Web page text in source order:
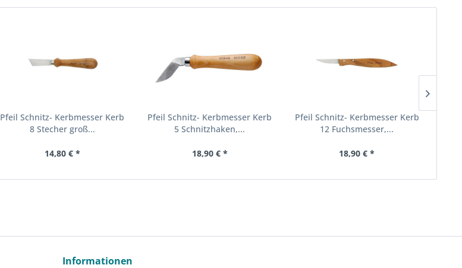
Pfeil Schnitz- Kerbmesser Kerb
8 Stecher groß...
14,80 € *
Pfeil Schnitz- Kerbmesser Kerb
5 Schnitzhaken,...
18,90 € *
Pfeil Schnitz- Kerbmesser Kerb
12 Fuchsmesser,...
18,90 € *
Informationen